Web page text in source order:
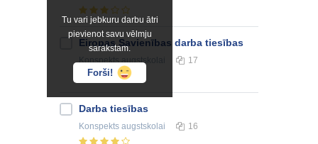
Tu vari jebkuru darbu ātri
pievienot savu vēlmju
sarakstam.
Forši!
Eiropas Savienības darba tiesības
Konspektsaugstskolai 17
Darba tiesības
Konspekts augstskolai 16